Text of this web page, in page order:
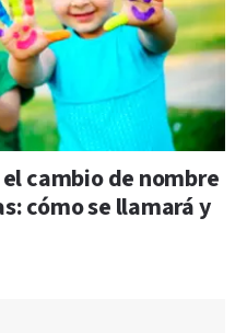
cambio de nombre
cómo se llamará y